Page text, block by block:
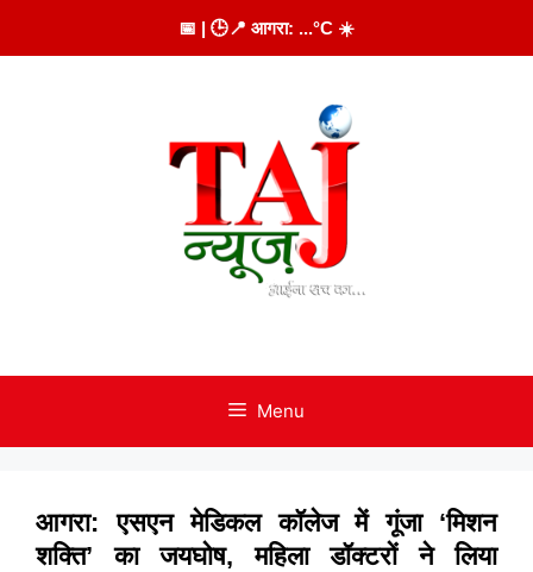
to
📅 | 🕒📍 आगरा: ...°C ☀️
Menu
आगरा: एसएन मेडिकल कॉलेज में गूंजा ‘मिशन
शक्ति’ का जयघोष, महिला डॉक्टरों ने लिया